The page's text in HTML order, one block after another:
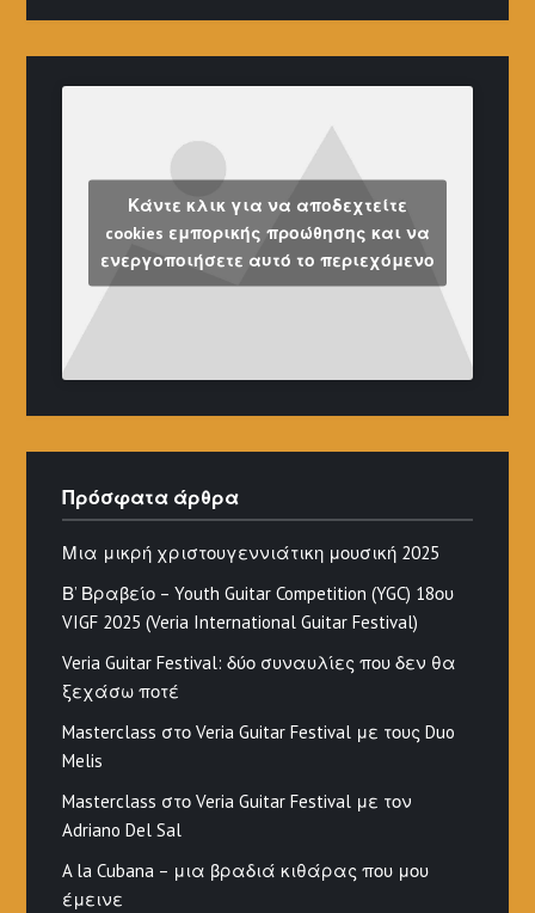
Κάντε κλικ για να αποδεχτείτε
cookies εμπορικής προώθησης και να
ενεργοποιήσετε αυτό το περιεχόμενο
Πρόσφατα άρθρα
Μια μικρή χριστουγεννιάτικη μουσική 2025
Β’ Βραβείο – Youth Guitar Competition (YGC) 18ου
VIGF 2025 (Veria International Guitar Festival)
Veria Guitar Festival: δύο συναυλίες που δεν θα
ξεχάσω ποτέ
Masterclass στο Veria Guitar Festival με τους Duo
Melis
Masterclass στο Veria Guitar Festival με τον
Adriano Del Sal
A la Cubana – μια βραδιά κιθάρας που μου
έμεινε